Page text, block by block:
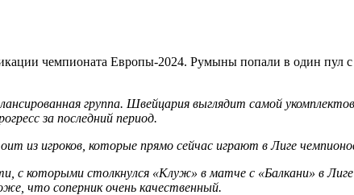
чемпионата Европы-2024. Румыны попали в один пул
группа. Швейцария выглядит самой
за последний период.
из игроков, которые прямо сейчас играют в Лиге
которыми столкнулся «Клуж» в матче с «Балкани» в Лиге
что соперник очень качественный.